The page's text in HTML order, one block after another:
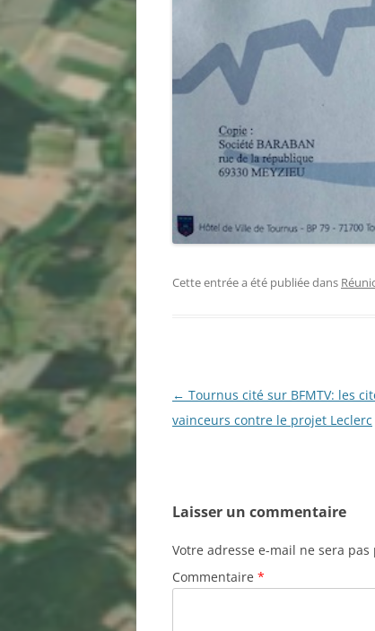
Cette entrée a été publiée dans
Navigation
des
← Tournus cité sur BFMTV: les
vainceurs contre le projet Leclerc
Laisser un commentaire
Votre adresse e-mail ne sera pas
Commentaire *